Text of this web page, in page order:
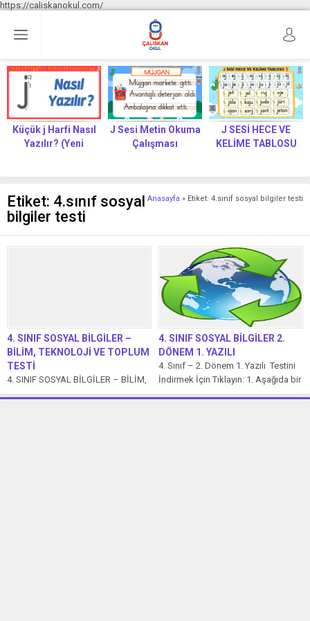
https://caliskanokul.com/
Küçük j Harfi Nasıl
Yazılır? (Yeni
J Sesi Metin Okuma
Çalışması
J SESİ HECE VE
KELİME TABLOSU
Anasayfa » Etiket: 4.sınıf sosyal bilgiler testi
Etiket: 4.sınıf sosyal
bilgiler testi
4. SINIF SOSYAL BİLGİLER –
BİLİM, TEKNOLOJİ VE TOPLUM
TESTİ
4. SINIF SOSYAL BİLGİLER – BİLİM,
TEKNOLOJİ VE TOPLUM TESTİNİ
4. SINIF SOSYAL BİLGİLER 2.
DÖNEM 1. YAZILI
4. Sınıf – 2. Dönem 1. Yazılı Testini
İndirmek İçin Tıklayın: 1. Aşağıda bir
ailedeki yaşantılardan...